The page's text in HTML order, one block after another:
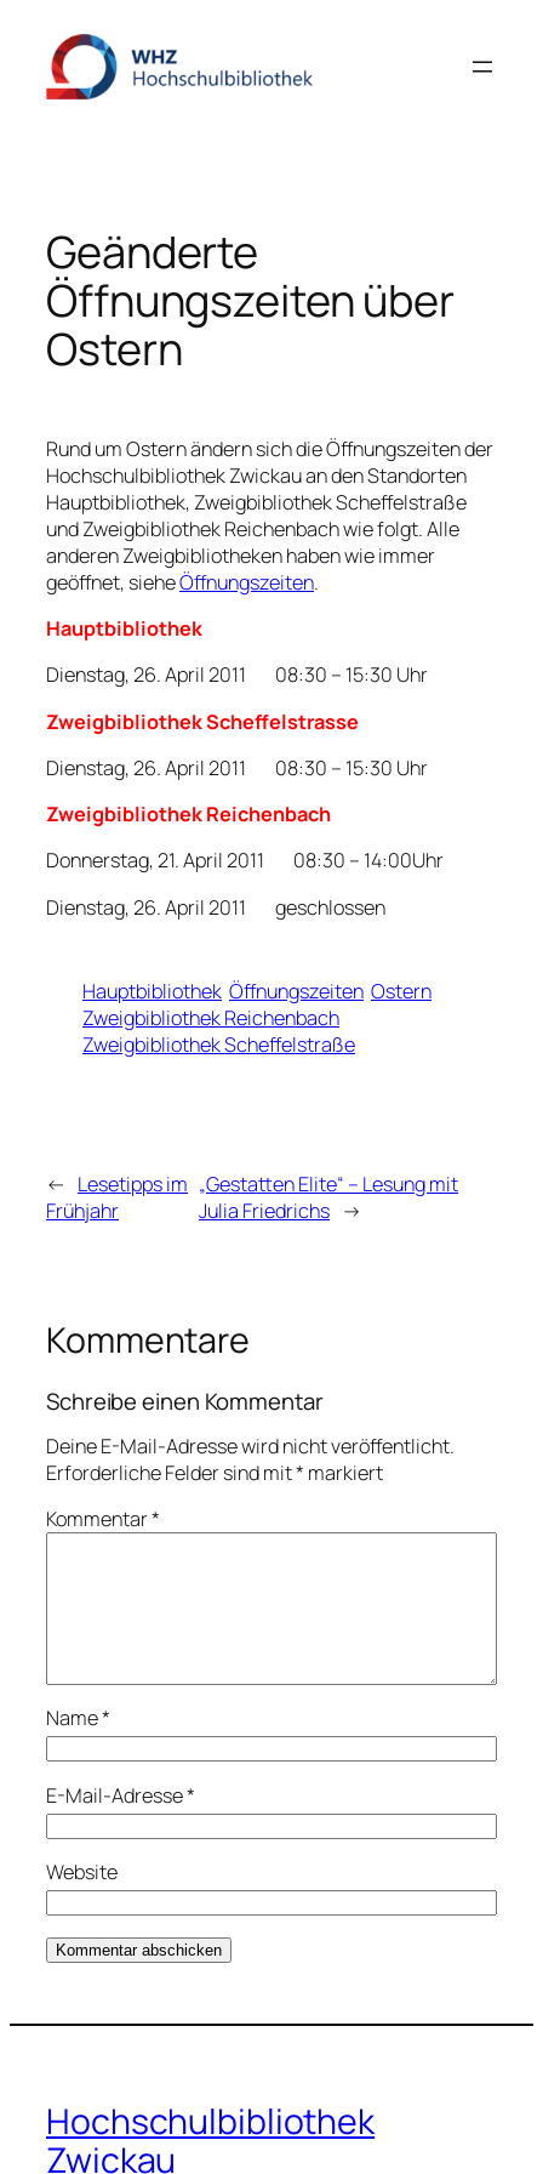
Inhalt
springen
Geänderte
Öffnungszeiten über
Ostern
Rund um Ostern ändern sich die Öffnungszeiten der
Hochschulbibliothek Zwickau an den Standorten
Hauptbibliothek, Zweigbibliothek Scheffelstraße
und Zweigbibliothek Reichenbach wie folgt. Alle
anderen Zweigbibliotheken haben wie immer
geöffnet, sieheÖffnungszeiten.
Hauptbibliothek
Dienstag, 26. April 2011 08:30 – 15:30 Uhr
Zweigbibliothek Scheffelstrasse
Dienstag, 26. April 2011 08:30 – 15:30 Uhr
Zweigbibliothek Reichenbach
Donnerstag, 21. April 2011 08:30 – 14:00Uhr
Dienstag, 26. April 2011 geschlossen
Hauptbibliothek Öffnungszeiten Ostern
Zweigbibliothek Reichenbach
Zweigbibliothek Scheffelstraße
← Lesetipps im
Frühjahr
„Gestatten Elite“ – Lesung mit
Julia Friedrichs →
Kommentare
Schreibe einen Kommentar
Deine E-Mail-Adresse wird nicht veröffentlicht.
Erforderliche Felder sind mit* markiert
Kommentar*
Name*
E-Mail-Adresse*
Website
Hochschulbibliothek
Zwickau